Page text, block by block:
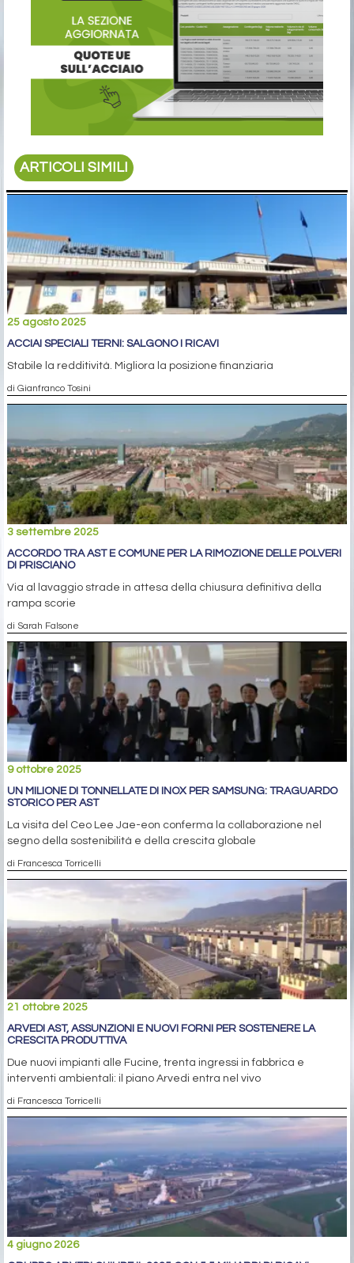
ARTICOLI SIMILI
25 agosto 2025
ACCIAI SPECIALI TERNI: SALGONO I RICAVI
Stabile la redditività. Migliora la posizione finanziaria
di Gianfranco Tosini
3 settembre 2025
ACCORDO TRA AST E COMUNE PER LA RIMOZIONE DELLE POLVERI
DI PRISCIANO
Via al lavaggio strade in attesa della chiusura definitiva della
rampa scorie
di Sarah Falsone
9 ottobre 2025
UN MILIONE DI TONNELLATE DI INOX PER SAMSUNG: TRAGUARDO
STORICO PER AST
La visita del Ceo Lee Jae-eon conferma la collaborazione nel
segno della sostenibilità e della crescita globale
di Francesca Torricelli
21 ottobre 2025
ARVEDI AST, ASSUNZIONI E NUOVI FORNI PER SOSTENERE LA
CRESCITA PRODUTTIVA
Due nuovi impianti alle Fucine, trenta ingressi in fabbrica e
interventi ambientali: il piano Arvedi entra nel vivo
di Francesca Torricelli
4 giugno 2026